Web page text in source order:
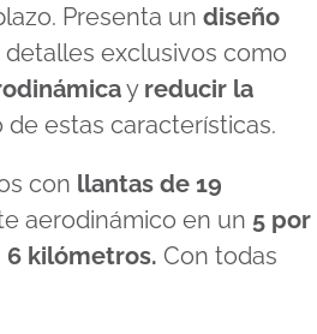
Presenta un diseño
exclusivos como
y reducir la
estas características.
con llantas de 19
aerodinámico en un 5 por
kilómetros. Con todas